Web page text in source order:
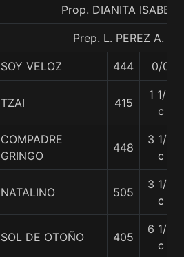
Prop. DIANITA ISABEL
Prep. L. PEREZ A.
SOY VELOZ 444 0/0
TZAI 415
1 1/2
c
COMPADRE
GRINGO
448
3 1/4
c
NATALINO 505
3 1/4
c
SOL DE OTOÑO 405
6 1/4
c